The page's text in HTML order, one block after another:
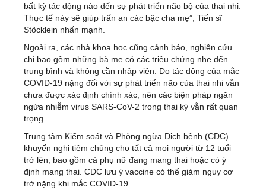
bất kỳ tác động nào đến sự phát triển não bộ của thai nhi.
Thực tế này sẽ giúp trấn an các bậc cha mẹ”, Tiến sĩ
Stöcklein nhấn mạnh.
Ngoài ra, các nhà khoa học cũng cảnh báo, nghiên cứu
chỉ bao gồm những bà mẹ có các triệu chứng nhẹ đến
trung bình và không cần nhập viện. Do tác động của mắc
COVID-19 nặng đối với sự phát triển não của thai nhi vẫn
chưa được xác định chính xác, nên các biện pháp ngăn
ngừa nhiễm virus SARS-CoV-2 trong thai kỳ vẫn rất quan
trọng.
Trung tâm Kiểm soát và Phòng ngừa Dịch bệnh (CDC)
khuyến nghị tiêm chủng cho tất cả mọi người từ 12 tuổi
trở lên, bao gồm cả phụ nữ đang mang thai hoặc có ý
định mang thai. CDC lưu ý vaccine có thể giảm nguy cơ
trở nặng khi mắc COVID-19.